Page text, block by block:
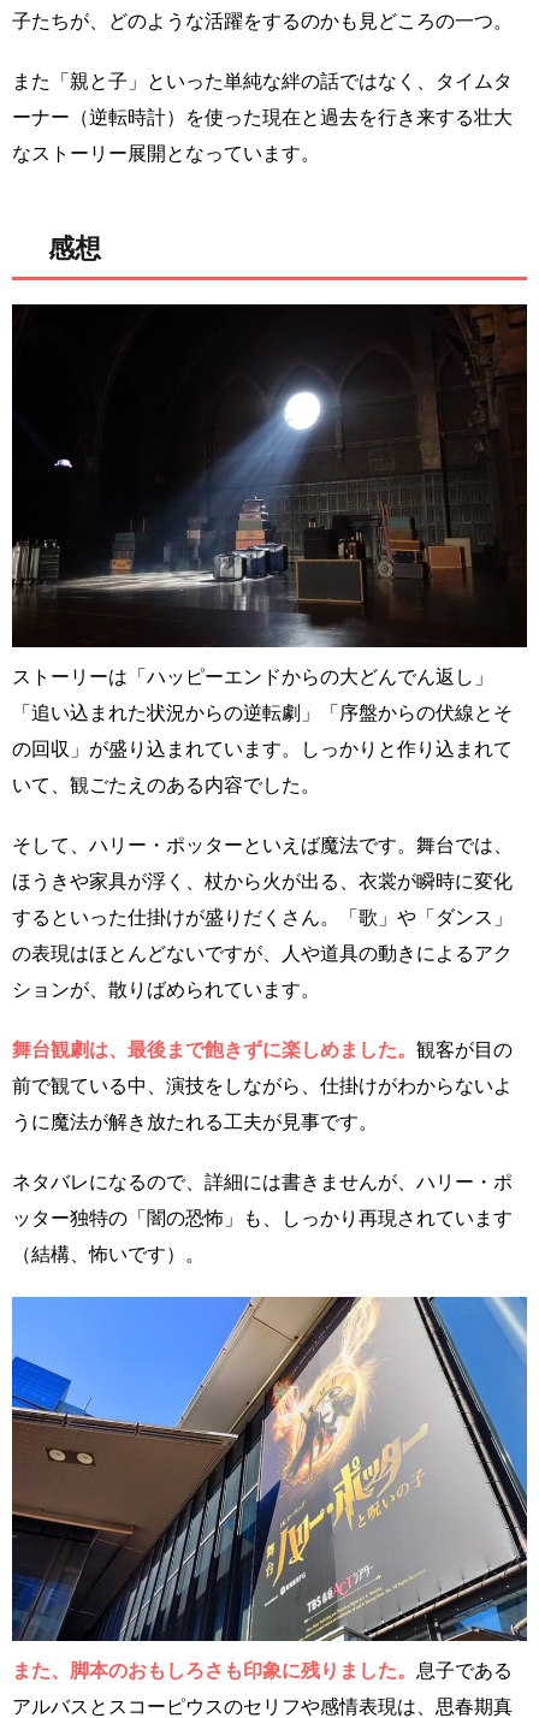
子たちが、どのような活躍をするのかも見どころの一つ。
また「親と子」といった単純な絆の話ではなく、タイムタ
ーナー（逆転時計）を使った現在と過去を行き来する壮大
なストーリー展開となっています。
感想
ストーリーは「ハッピーエンドからの大どんでん返し」
「追い込まれた状況からの逆転劇」「序盤からの伏線とそ
の回収」が盛り込まれています。しっかりと作り込まれて
いて、観ごたえのある内容でした。
そして、ハリー・ポッターといえば魔法です。舞台では、
ほうきや家具が浮く、杖から火が出る、衣裳が瞬時に変化
するといった仕掛けが盛りだくさん。「歌」や「ダンス」
の表現はほとんどないですが、人や道具の動きによるアク
ションが、散りばめられています。
舞台観劇は、最後まで飽きずに楽しめました。 観客が目の
前で観ている中、演技をしながら、仕掛けがわからないよ
うに魔法が解き放たれる工夫が見事です。
ネタバレになるので、詳細には書きませんが、ハリー・ポ
ッター独特の「闇の恐怖」も、しっかり再現されています
（結構、怖いです）。
また、脚本のおもしろさも印象に残りました。 息子である
アルバスとスコーピウスのセリフや感情表現は、思春期真